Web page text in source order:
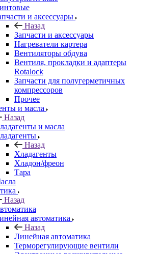
и аксессуары
Назад
Запчасти и аксессуары
Нагреватели картера
Вентиляторы обдува
Вентиля, прокладки и адаптеры
Rotalock
Запчасти для полугерметичных
компрессоров
Прочее
и масла
Назад
и масла
Назад
Хладагенты
Хладон/фреон
Тара
Назад
автоматика
Назад
Линейная автоматика
Терморегулирующие вентили